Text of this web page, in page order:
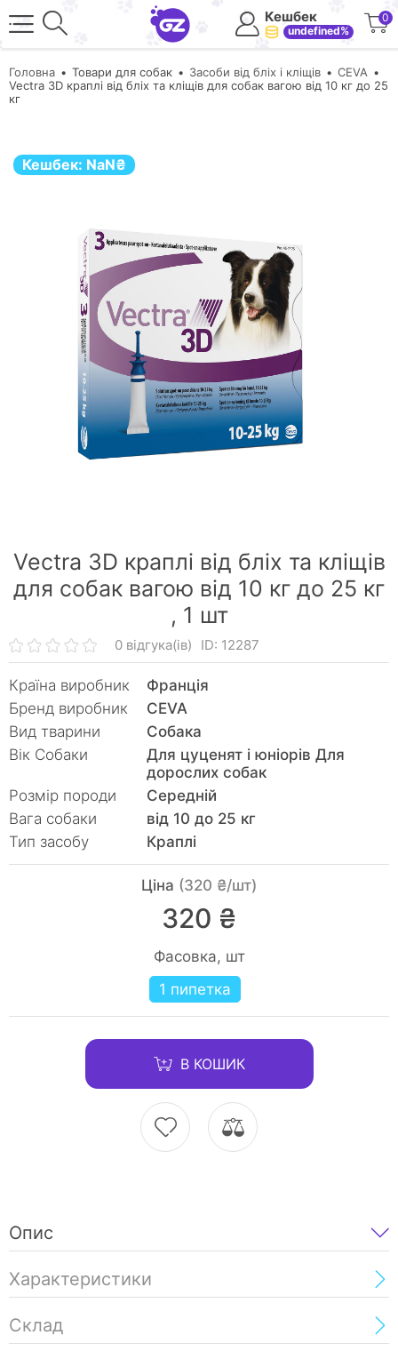
Кешбек
undefined%
0
Головна Товари для собак Засоби від бліх і кліщів
CEVA
Vectra 3D краплі від бліх та кліщів для собак вагою від 10 кг до 25
кг
Кешбек: NaN₴
Vectra 3D краплі від бліх та кліщів
для собак вагою від 10 кг до 25 кг
, 1 шт
0 відгука(ів) ID: 12287
Країна виробник
Франція
Бренд виробник
CEVA
Вид тварини
Собака
Вік Собаки
Для цуценят і юніорів Для
дорослих собак
Розмір породи
Середній
Вага собаки
від 10 до 25 кг
Тип засобу
Краплі
Ціна (320 ₴/шт)
320 ₴
Фасовка, шт
1 пипетка
В КОШИК
Опис
Характеристики
Склад